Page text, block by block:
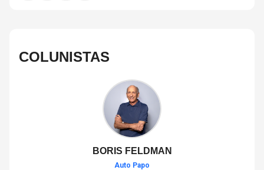
COLUNISTAS
BORIS FELDMAN
Auto Papo